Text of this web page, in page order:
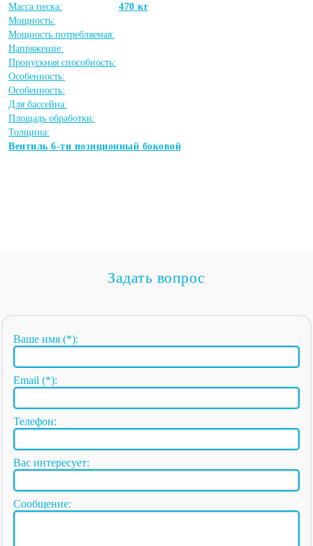
Масса песка:
470 кг
Мощность:
Мощность потребляемая:
Напряжение:
Пропускная способность:
Особенность:
Особенность:
Для бассейна:
Площадь обработки:
Толщина:
Вентиль 6-ти позиционный боковой
Задать вопрос
Ваше имя (*):
Email (*):
Телефон:
Вас интересует:
Сообщение: